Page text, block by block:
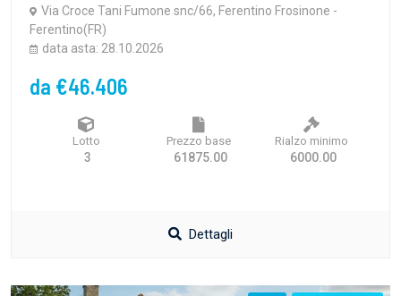
Via Croce Tani Fumone snc/66, Ferentino Frosinone -
Ferentino(FR)
data asta: 28.10.2026
da €46.406
Lotto
3
Prezzo base
61875.00
Rialzo minimo
6000.00
Dettagli